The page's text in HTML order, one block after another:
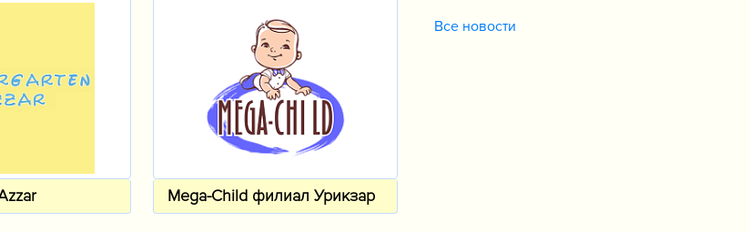
Mega-Child филиал Урикзар
слуха.
Все новости